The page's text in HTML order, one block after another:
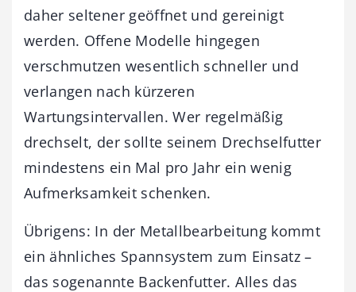
daher seltener geöffnet und gereinigt
werden. Offene Modelle hingegen
verschmutzen wesentlich schneller und
verlangen nach kürzeren
Wartungsintervallen. Wer regelmäßig
drechselt, der sollte seinem Drechselfutter
mindestens ein Mal pro Jahr ein wenig
Aufmerksamkeit schenken.
Übrigens: In der Metallbearbeitung kommt
ein ähnliches Spannsystem zum Einsatz –
das sogenannte Backenfutter. Alles das